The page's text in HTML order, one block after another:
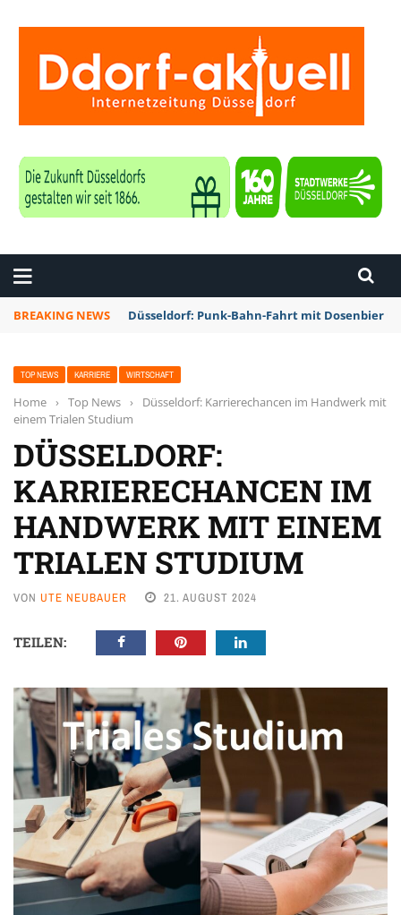
BREAKING NEWS Düsseldorf: Punk-Bahn-Fahrt mit Dosenbier
TOP NEWS KARRIERE WIRTSCHAFT
Home › Top News ›
Düsseldorf: Karrierechancen im Handwerk mit
einem Trialen Studium
DÜSSELDORF:
KARRIERECHANCEN IM
HANDWERK MIT EINEM
TRIALEN STUDIUM
VON UTE NEUBAUER 21. AUGUST 2024
TEILEN: